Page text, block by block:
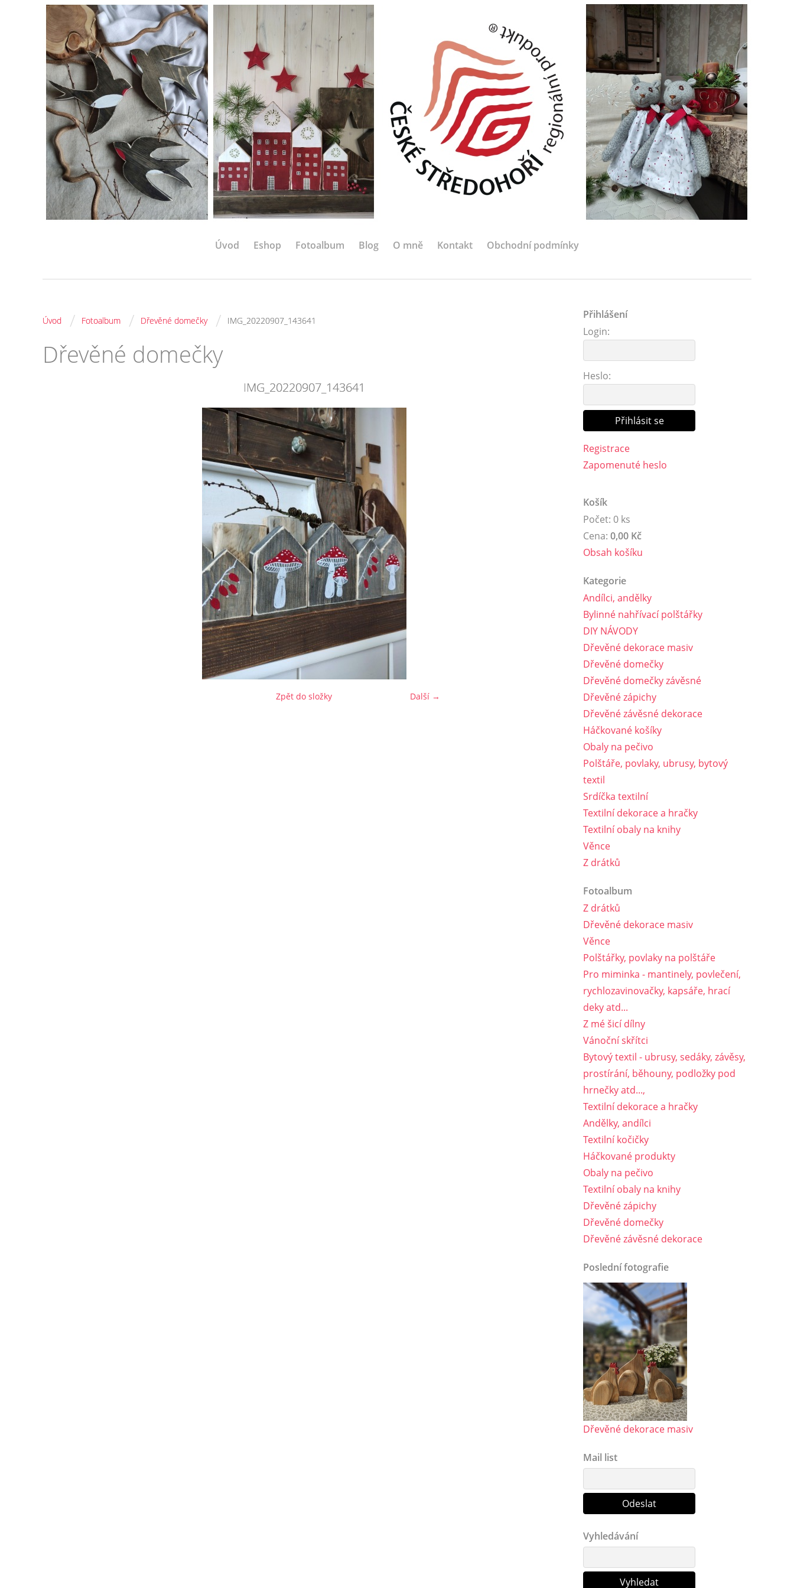
Úvod Eshop Fotoalbum Blog O mně Kontakt Obchodní podmínky
Úvod / Fotoalbum / Dřevěné domečky / IMG_20220907_143641
Dřevěné domečky
IMG_20220907_143641
Další →
Zpět do složky
Přihlášení
Login:
Heslo:
Registrace
Zapomenuté heslo
Košík
Počet: 0 ks
Cena: 0,00 Kč
Obsah košíku
Kategorie
Andílci, andělky
Bylinné nahřívací polštářky
DIY NÁVODY
Dřevěné dekorace masiv
Dřevěné domečky
Dřevěné domečky závěsné
Dřevěné zápichy
Dřevěné závěsné dekorace
Háčkované košíky
Obaly na pečivo
Polštáře, povlaky, ubrusy, bytový
textil
Srdíčka textilní
Textilní dekorace a hračky
Textilní obaly na knihy
Věnce
Z drátků
Fotoalbum
Z drátků
Dřevěné dekorace masiv
Věnce
Polštářky, povlaky na polštáře
Pro miminka - mantinely, povlečení,
rychlozavinovačky, kapsáře, hrací
deky atd...
Z mé šicí dílny
Vánoční skřítci
Bytový textil - ubrusy, sedáky, závěsy,
prostírání, běhouny, podložky pod
hrnečky atd...,
Textilní dekorace a hračky
Andělky, andílci
Textilní kočičky
Háčkované produkty
Obaly na pečivo
Textilní obaly na knihy
Dřevěné zápichy
Dřevěné domečky
Dřevěné závěsné dekorace
Poslední fotografie
Dřevěné dekorace masiv
Mail list
Vyhledávání